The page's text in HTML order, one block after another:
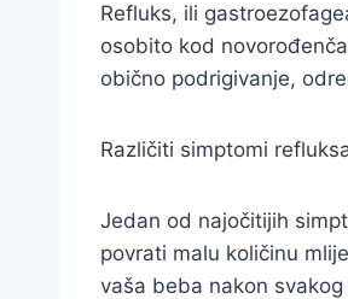
Refluks, ili
osobito kod
obično podrigivanje,
Različiti simptomi
Jedan od najočitijih
povrati malu količinu
vaša beba nakon